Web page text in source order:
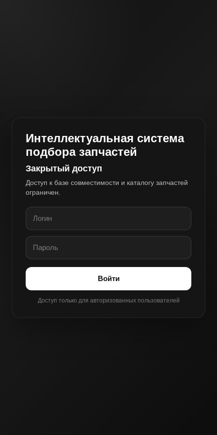
Интеллектуальная система
подбора запчастей
Закрытый доступ
Доступ к базе совместимости и каталогу запчастей
ограничен.
Войти
Доступ только для авторизованных пользователей